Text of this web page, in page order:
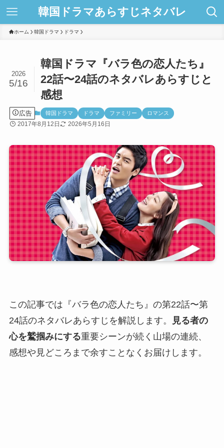
韓国ドラマあらすじネタバレ
ホーム 韓国ドラマ ドラマ
韓国ドラマ『バラ色の恋人たち』
22話〜24話のネタバレあらすじと
感想
2026
5/16
広告 韓国ドラマ ドラマ ファミリー ロマンス
2017年8月12日 2026年5月16日
この記事では『バラ色の恋人たち』の第22話〜第
24話のネタバレあらすじを解説します。
見る者の
心を鷲掴みにする重要シーンが続く山場の連続、
感想や見どころまで余すことなくお届けします。